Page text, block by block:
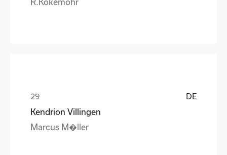
DE
Kendrion Villingen
Marcus M�ller